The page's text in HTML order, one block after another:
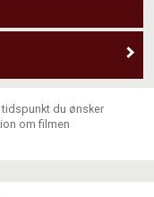
du ønsker
om filmen